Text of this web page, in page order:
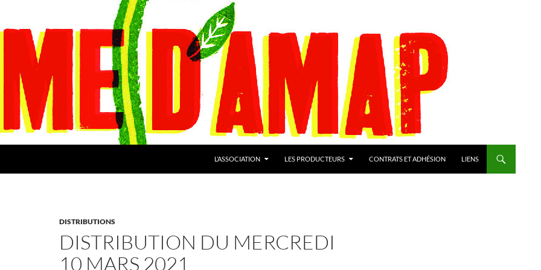
L’ASSOCIATION LES PRODUCTEURS CONTRATS ET ADHÉSION LIENS
DISTRIBUTIONS
DISTRIBUTION DU MERCREDI
10 MARS 2021